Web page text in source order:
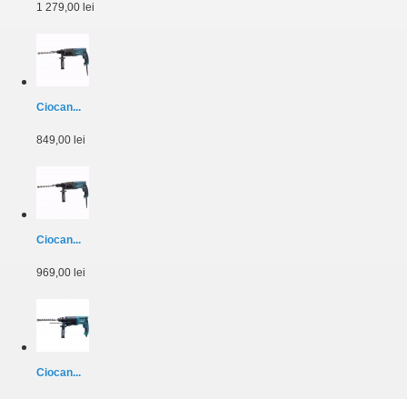
1 279,00 lei
Ciocan...
849,00 lei
Ciocan...
969,00 lei
Ciocan...